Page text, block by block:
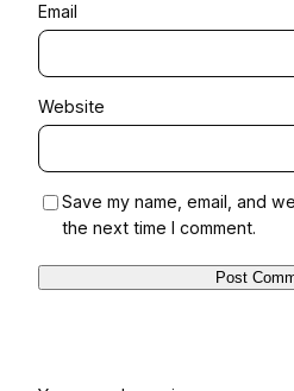
Email
Website
Save my name, email, and
the next time I comment.